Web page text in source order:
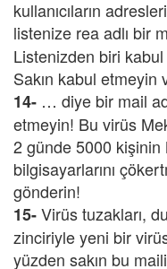
kullanıcıların
listenize reaadlı bir
Listenizden biri
Sakın kabul
14- … diye bir mail
etmeyin! Bu virüs
2 günde 5000 kişinin
bilgisayarlarını
gönderin!
15-Virüs tuzakları,
zinciriyle yeni bir
yüzden sakın bu